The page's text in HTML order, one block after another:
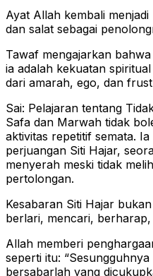
Ayat Allah kembali
dan salat sebagai
Tawaf mengajarkan
ia adalah kekuatan
dari amarah, ego, dan
Sai: Pelajaran tentang
Safa dan Marwah tidak
aktivitas repetitif semata.
perjuangan Siti Hajar,
menyerah meski tidak
pertolongan.
Kesabaran Siti Hajar
berlari, mencari,
Allah memberi
seperti itu:
bersabarlah yang